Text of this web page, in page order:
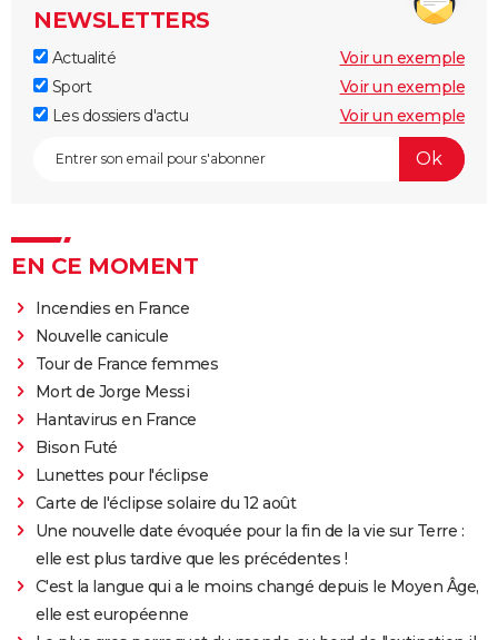
NEWSLETTERS
Actualité
Voir un exemple
Sport
Voir un exemple
Les dossiers d'actu
Voir un exemple
EN CE MOMENT
Incendies en France
Nouvelle canicule
Tour de France femmes
Mort de Jorge Messi
Hantavirus en France
Bison Futé
Lunettes pour l'éclipse
Carte de l'éclipse solaire du 12 août
Une nouvelle date évoquée pour la fin de la vie sur Terre :
elle est plus tardive que les précédentes !
C'est la langue qui a le moins changé depuis le Moyen Âge,
elle est européenne